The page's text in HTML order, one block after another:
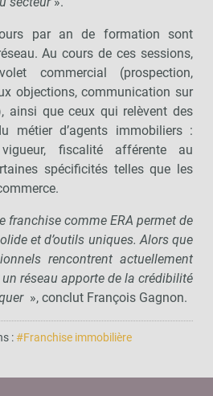
par an de formation sont
Au cours de ces sessions,
commercial (prospection,
objections, communication sur
ainsi que ceux qui relèvent des
métier d’agents immobiliers :
fiscalité afférente au
spécificités telles que les
franchise comme ERA permet de
et d’outils uniques. Alors que
rencontrent actuellement
réseau apporte de la crédibilité
», conclut François Gagnon.
:#Franchise immobilière